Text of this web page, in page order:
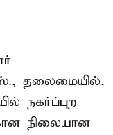
தலைமையில்,
நகர்ப்புற
நிலையான